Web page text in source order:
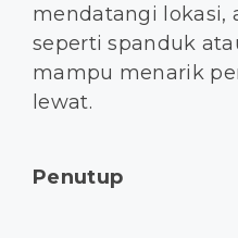
mendatangi lokasi,
seperti spanduk
mampu menarik
lewat.
Penutup